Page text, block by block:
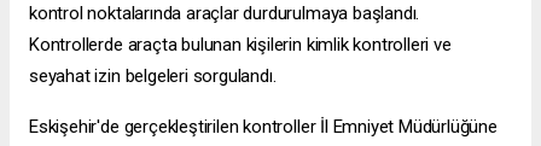
kontrol noktalarında araçlar durdurulmaya başlandı.
Kontrollerde araçta bulunan kişilerin kimlik kontrolleri ve
seyahat izin belgeleri sorgulandı.
Eskişehir'de gerçekleştirilen kontroller İl Emniyet Müdürlüğüne